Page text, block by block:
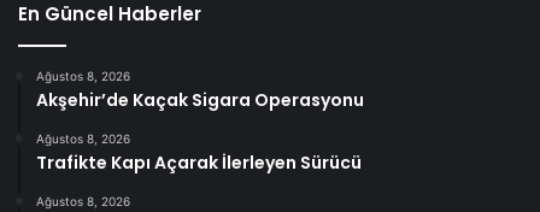
En Güncel Haberler
Ağustos 8, 2026
Akşehir’de Kaçak Sigara Operasyonu
Ağustos 8, 2026
Trafikte Kapı Açarak İlerleyen Sürücü
Ağustos 8, 2026